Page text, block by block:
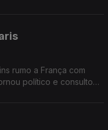
rumo a França com
político e consultor.